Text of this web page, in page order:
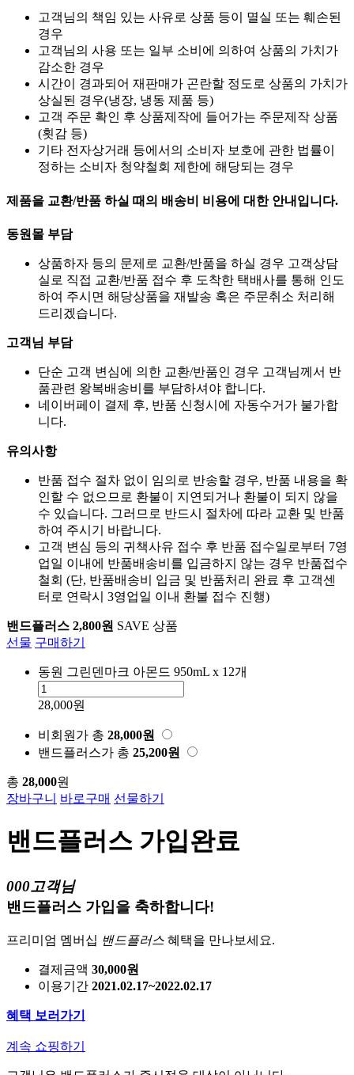
고객님의 책임 있는 사유로 상품 등이 멸실 또는 훼손된
경우
고객님의 사용 또는 일부 소비에 의하여 상품의 가치가
감소한 경우
시간이 경과되어 재판매가 곤란할 정도로 상품의 가치가
상실된 경우(냉장, 냉동 제품 등)
고객 주문 확인 후 상품제작에 들어가는 주문제작 상품
(횟감 등)
기타 전자상거래 등에서의 소비자 보호에 관한 법률이
정하는 소비자 청약철회 제한에 해당되는 경우
제품을 교환/반품 하실 때의 배송비 비용에 대한 안내입니다.
동원몰 부담
상품하자 등의 문제로 교환/반품을 하실 경우 고객상담
실로 직접 교환/반품 접수 후 도착한 택배사를 통해 인도
하여 주시면 해당상품을 재발송 혹은 주문취소 처리해
드리겠습니다.
고객님 부담
단순 고객 변심에 의한 교환/반품인 경우 고객님께서 반
품관련 왕복배송비를 부담하셔야 합니다.
네이버페이 결제 후, 반품 신청시에 자동수거가 불가합
니다.
유의사항
반품 접수 절차 없이 임의로 반송할 경우, 반품 내용을 확
인할 수 없으므로 환불이 지연되거나 환불이 되지 않을
수 있습니다. 그러므로 반드시 절차에 따라 교환 및 반품
하여 주시기 바랍니다.
고객 변심 등의 귀책사유 접수 후 반품 접수일로부터 7영
업일 이내에 반품배송비를 입금하지 않는 경우 반품접수
철회 (단, 반품배송비 입금 및 반품처리 완료 후 고객센
터로 연락시 3영업일 이내 환불 접수 진행)
밴드플러스 2,800원 SAVE 상품
선물 구매하기
동원 그린덴마크 아몬드 950mL x 12개
28,000원
비회원가 총 28,000원
밴드플러스가 총 25,200원
총 28,000원
장바구니 바로구매 선물하기
밴드플러스 가입완료
000고객님
밴드플러스 가입을 축하합니다!
프리미엄 멤버십 밴드플러스 혜택을 만나보세요.
결제금액 30,000원
이용기간 2021.02.17~2022.02.17
혜택 보러가기
계속 쇼핑하기